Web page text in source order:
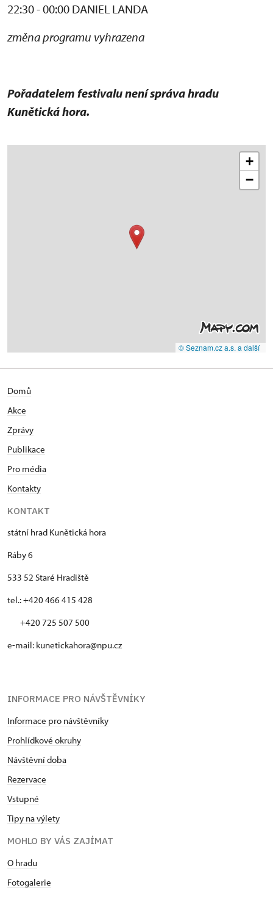
22:30 - 00:00 DANIEL LANDA
změna programu vyhrazena
Pořadatelem festivalu není správa hradu
Kunětická hora.
+
−
© Seznam.cz a.s. a další
Domů
Akce
Zprávy
Publikace
Pro média
Kontakty
KONTAKT
státní hrad Kunětická hora
Ráby 6
533 52 Staré Hradiště
tel.: +420 466 415 428
+420 725 507 500
e-mail: kunetickahora@npu.cz
INFORMACE PRO NÁVŠTĚVNÍKY
Informace pro návštěvníky
Prohlídkové okruhy
Návštěvní doba
Rezervace
Vstupné
Tipy na výlety
MOHLO BY VÁS ZAJÍMAT
O hradu
Fotogalerie